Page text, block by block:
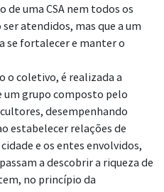
de uma CSA nem todos os
atendidos, mas que a um
se fortalecer e manter o
o coletivo, é realizada a
um grupo composto pelo
desempenhando
estabelecer relações de
e os entes envolvidos,
a descobrir a riqueza de
no princípio da